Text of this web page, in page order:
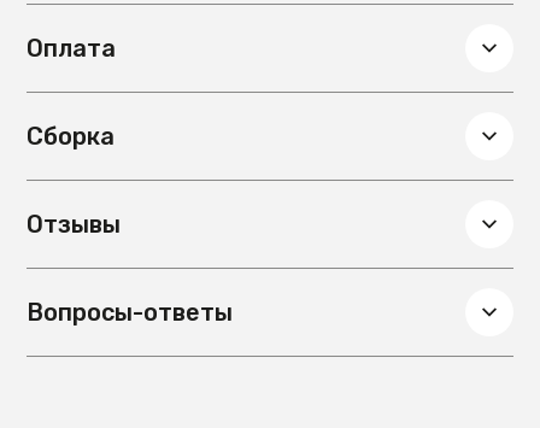
Цвет обивки
Серый
Материал обивки
Оплата
Сборка
Отзывы
Вопросы-ответы